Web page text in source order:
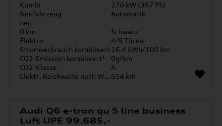
Kombi
270 kW (367 PS)
Neufahrzeug
Automatik
neu
0 km
Schwarz
Elektro
4/5 Türen
Stromverbrauch kombiniert 16.4 kWh/100 km
CO2-Emission kombiniert¹
0g/km
CO2-Klasse
A
Elektr. Reichweite nach WLTP* 654 km
Audi Q6 e-tron qu S line business
Luft UPE 99.685,-